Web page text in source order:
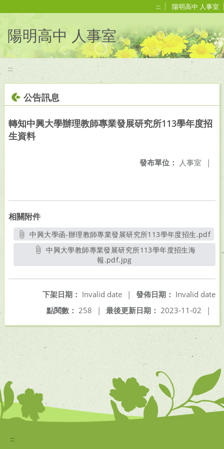
::: 陽明高中 人事室
陽明高中 人事室
:::
公告訊息
轉知中興大學辦理教師專業發展研究所113學年度招
生資料
發布單位： 人事室 |
相關附件
中興大學函-辦理教師專業發展研究所113學年度招生.pdf
另開新視窗
中興大學教師專業發展研究所113學年度招生海
報.pdf.jpg
發佈日期： Invalid date
下架日期： Invalid date
|
最後更新日期： 2023-11-02 |
點閱數： 258 |
:::